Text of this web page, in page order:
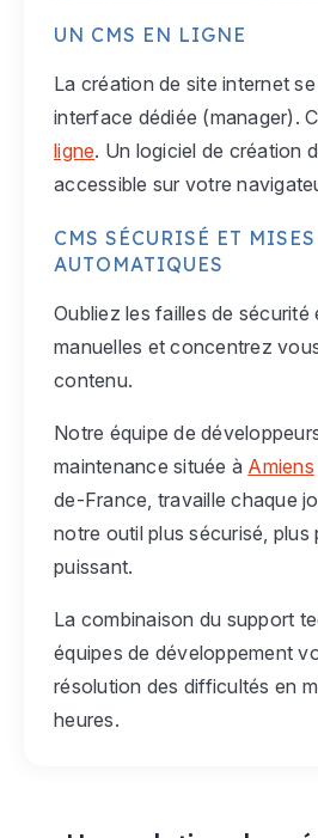
UN CMS EN LIGNE
La création de site internet
interface dédiée (manager).
ligne. Un logiciel de création
accessible sur votre
CMS SÉCURISÉ ET
AUTOMATIQUES
Oubliez les failles de sécurité
manuelles et concentrez
contenu.
Notre équipe de
maintenance située à Amiens
de-France, travaille chaque
notre outil plus sécurisé, plus
puissant.
La combinaison du support
équipes de développement
résolution des difficultés en
heures.